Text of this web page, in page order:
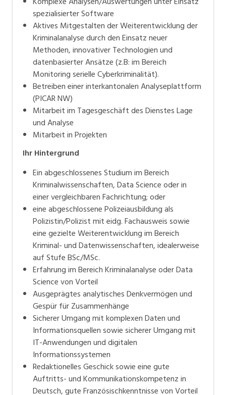
spezialisierter Software
Aktives Mitgestalten der Weiterentwicklung der
Kriminalanalyse durch den Einsatz neuer
Methoden, innovativer Technologien und
datenbasierter Ansätze (z.B: im Bereich
Monitoring serielle Cyberkriminalität).
Betreiben einer interkantonalen Analyseplattform
(PICAR NW)
Mitarbeit im Tagesgeschäft des Dienstes Lage
und Analyse
Mitarbeit in Projekten
Ihr Hintergrund
Ein abgeschlossenes Studium im Bereich
Kriminalwissenschaften, Data Science oder in
einer vergleichbaren Fachrichtung; oder
eine abgeschlossene Polizeiausbildung als
Polizistin/Polizist mit eidg. Fachausweis sowie
eine gezielte Weiterentwicklung im Bereich
Kriminal- und Datenwissenschaften, idealerweise
auf Stufe BSc/MSc.
Erfahrung im Bereich Kriminalanalyse oder Data
Science von Vorteil
Ausgeprägtes analytisches Denkvermögen und
Gespür für Zusammenhänge
Sicherer Umgang mit komplexen Daten und
Informationsquellen sowie sicherer Umgang mit
IT-Anwendungen und digitalen
Informationssystemen
Redaktionelles Geschick sowie eine gute
Auftritts- und Kommunikationskompetenz in
Deutsch, gute Französischkenntnisse von Vorteil